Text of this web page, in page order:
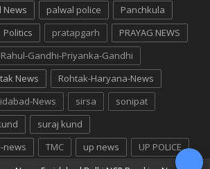
News palwal police
Panchkula
Politics pratapgarh
PRAYAG NEWS
Rahul-Gandhi-Priyanka-Gandhi
News
Rohtak-Haryana-News
News
sirsa
sonipat
suraj kund
news
TMC up news UP POLICE